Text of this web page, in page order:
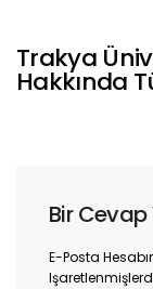
Trakya
Hakkında
Bir Cevap
E-Posta